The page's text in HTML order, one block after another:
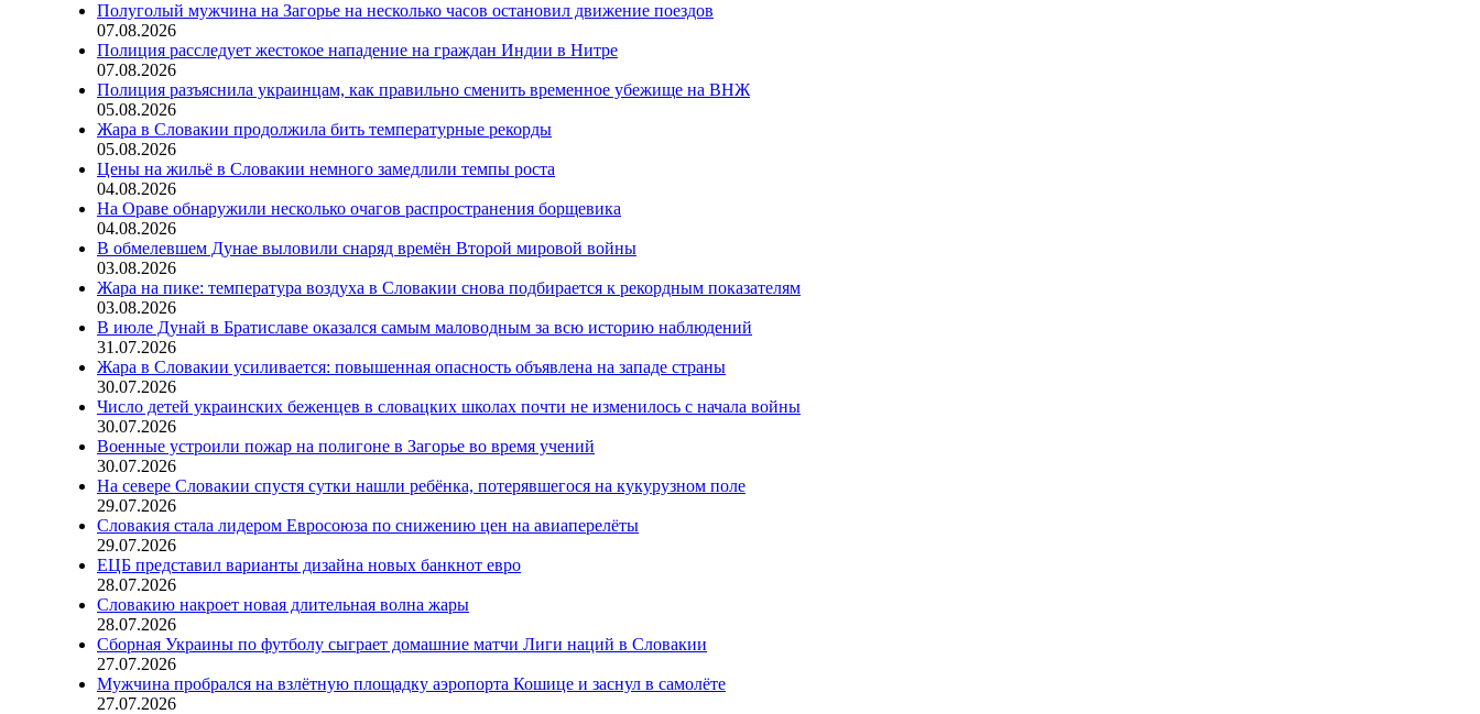
Полуголый мужчина на Загорье на несколько часов остановил движение поездов
07.08.2026
Полиция расследует жестокое нападение на граждан Индии в Нитре
07.08.2026
Полиция разъяснила украинцам, как правильно сменить временное убежище на ВНЖ
05.08.2026
Жара в Словакии продолжила бить температурные рекорды
05.08.2026
Цены на жильё в Словакии немного замедлили темпы роста
04.08.2026
На Ораве обнаружили несколько очагов распространения борщевика
04.08.2026
В обмелевшем Дунае выловили снаряд времён Второй мировой войны
03.08.2026
Жара на пике: температура воздуха в Словакии снова подбирается к рекордным показателям
03.08.2026
В июле Дунай в Братиславе оказался самым маловодным за всю историю наблюдений
31.07.2026
Жара в Словакии усиливается: повышенная опасность объявлена на западе страны
30.07.2026
Число детей украинских беженцев в словацких школах почти не изменилось с начала войны
30.07.2026
Военные устроили пожар на полигоне в Загорье во время учений
30.07.2026
На севере Словакии спустя сутки нашли ребёнка, потерявшегося на кукурузном поле
29.07.2026
Словакия стала лидером Евросоюза по снижению цен на авиаперелёты
29.07.2026
ЕЦБ представил варианты дизайна новых банкнот евро
28.07.2026
Словакию накроет новая длительная волна жары
28.07.2026
Сборная Украины по футболу сыграет домашние матчи Лиги наций в Словакии
27.07.2026
Мужчина пробрался на взлётную площадку аэропорта Кошице и заснул в самолёте
27.07.2026